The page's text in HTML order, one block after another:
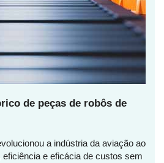
de peças de robôs de
a indústria da aviação ao
e eficácia de custos sem